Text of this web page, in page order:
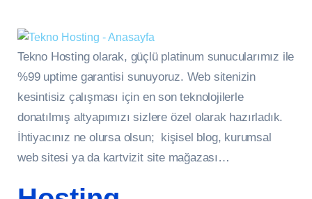
Tekno Hosting olarak, güçlü platinum sunucularımız ile
%99 uptime garantisi sunuyoruz. Web sitenizin
kesintisiz çalışması için en son teknolojilerle
donatılmış altyapımızı sizlere özel olarak hazırladık.
İhtiyacınız ne olursa olsun; kişisel blog, kurumsal
web sitesi ya da kartvizit site mağazası…